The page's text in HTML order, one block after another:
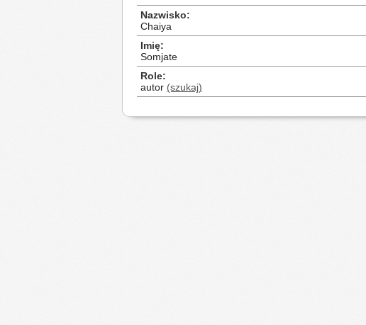
Nazwisko
Chaiya
Imię
Somjate
Role
autor (szukaj)